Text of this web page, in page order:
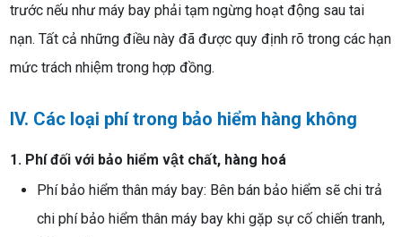
trước nếu như máy bay phải tạm ngừng hoạt động sau tai
nạn. Tất cả những điều này đã được quy định rõ trong các hạn
mức trách nhiệm trong hợp đồng.
IV. Các loại phí trong bảo hiểm hàng không
1. Phí đối với bảo hiểm vật chất, hàng hoá
Phí bảo hiểm thân máy bay: Bên bán bảo hiểm sẽ chi trả
chi phí bảo hiểm thân máy bay khi gặp sự cố chiến tranh,